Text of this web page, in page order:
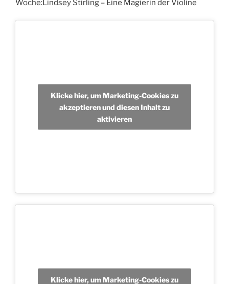
Woche:Lindsey Stirling – Eine Magierin der Violine
Klicke hier, um Marketing-Cookies zu
akzeptieren und diesen Inhalt zu
aktivieren
Klicke hier, um Marketing-Cookies zu